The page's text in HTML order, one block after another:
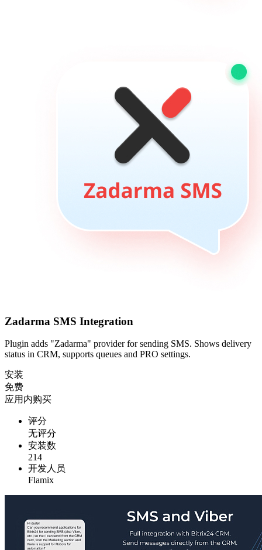
Zadarma SMS Integration
Plugin adds "Zadarma" provider for sending SMS. Shows delivery
status in CRM, supports queues and PRO settings.
安装
免费
应用内购买
评分
无评分
安装数
214
开发人员
Flamix